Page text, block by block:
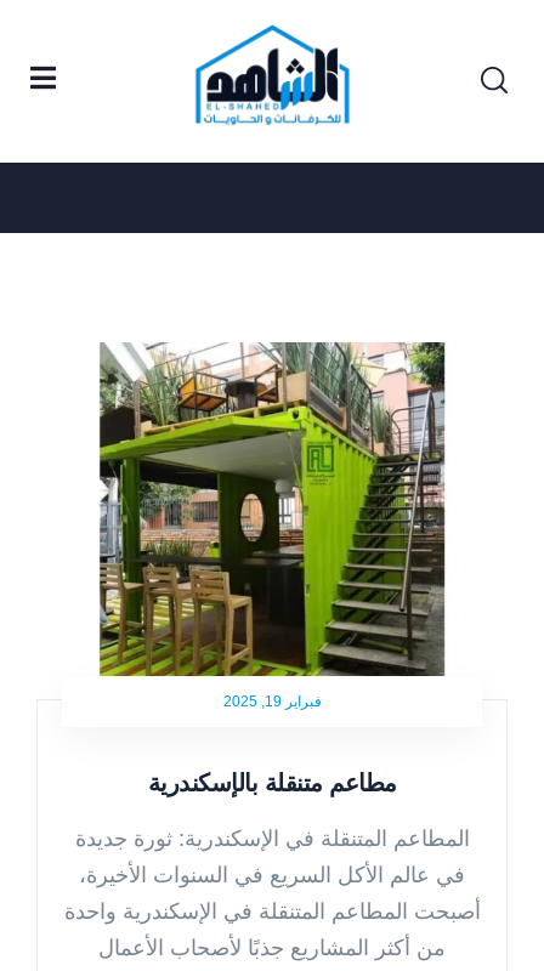
Posts tagged "المطاعم المتنقلة"
فبراير 19, 2025
مطاعم متنقلة بالإسكندرية
المطاعم المتنقلة في الإسكندرية: ثورة جديدة
في عالم الأكل السريع في السنوات الأخيرة،
أصبحت المطاعم المتنقلة في الإسكندرية واحدة
من أكثر المشاريع جذبًا لأصحاب الأعمال